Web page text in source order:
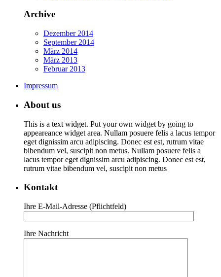
Archive
Dezember 2014
September 2014
März 2014
März 2013
Februar 2013
Impressum
About us
This is a text widget. Put your own widget by going to
appeareance widget area. Nullam posuere felis a lacus tempor
eget dignissim arcu adipiscing. Donec est est, rutrum vitae
bibendum vel, suscipit non metus. Nullam posuere felis a
lacus tempor eget dignissim arcu adipiscing. Donec est est,
rutrum vitae bibendum vel, suscipit non metus
Kontakt
Ihre E-Mail-Adresse (Pflichtfeld)
Ihre Nachricht